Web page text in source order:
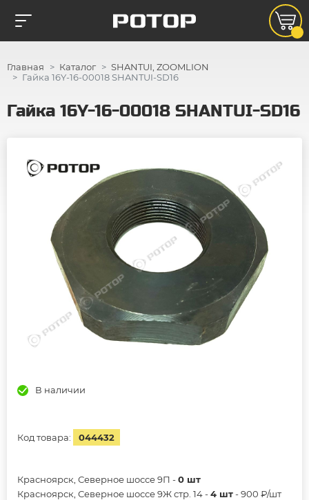
Главная Каталог
SHANTUI, ZOOMLION
Гайка 16Y-16-00018 SHANTUI-SD16
Гайка 16Y-16-00018 SHANTUI-SD16
В наличии
Код товара: 044432
Красноярск, Северное шоссе 9П -0 шт
Красноярск, Северное шоссе 9Ж стр. 14 -4 шт- 900 ₽/шт